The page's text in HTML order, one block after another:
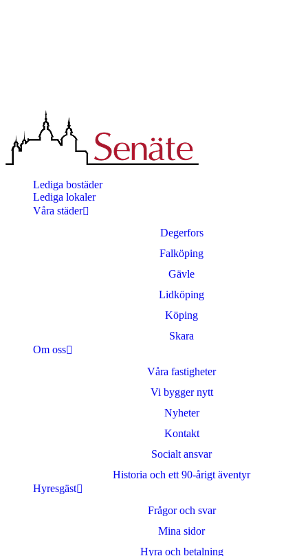
Lediga bostäder
Lediga lokaler
Våra städer
Degerfors
Falköping
Gävle
Lidköping
Köping
Skara
Om oss
Våra fastigheter
Vi bygger nytt
Nyheter
Kontakt
Socialt ansvar
Historia och ett 90-årigt äventyr
Hyresgäst
Frågor och svar
Mina sidor
Hyra och betalning